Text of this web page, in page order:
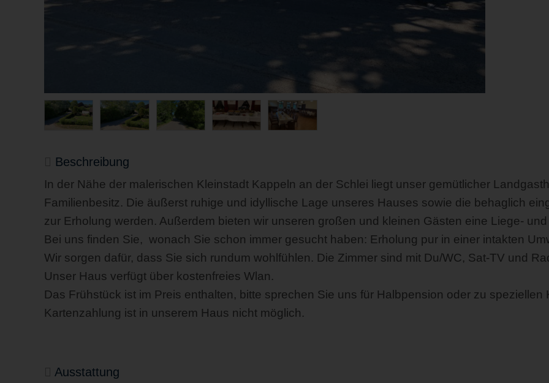
Beschreibung
In der Nähe der malerischen Kleinstadt Kappeln an der Schlei liegt unser gemütlicher
Familienbesitz. Die äußerst ruhige und idyllische Lage unseres Hauses sowie die behaglich
zur Erholung werden. Außerdem bieten wir unseren großen und kleinen Gästen eine Liege-
Bei uns finden Sie, wonach Sie schon immer gesucht haben: Erholung pur in einer intakten
Wir sorgen dafür, dass Sie sich rundum wohlfühlen. Die Zimmer sind mit Du/WC, Sat-TV und
Unser Haus verfügt über kostenfreies Wlan.
Das Frühstück ist im Preis enthalten, bitte sprechen Sie uns für Halbpension oder zu
Kartenzahlung ist in unserem Haus nicht möglich.
Ausstattung